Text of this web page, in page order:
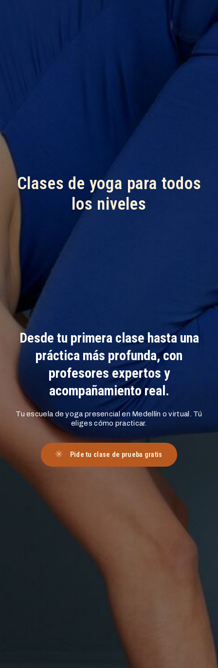
Clases de yoga para todos
los niveles
Desde tu primera clase hasta una
práctica más profunda, con
profesores expertos y
acompañamiento real.
Tu escuela de yoga presencial en Medellín o virtual. Tú
eliges cómo practicar.
Pide tu clase de prueba gratis